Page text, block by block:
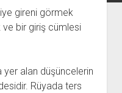
Hilesi Parasız
gireni görmek
bir giriş cümlesi
yer alan düşüncelerin
Rüyada ters